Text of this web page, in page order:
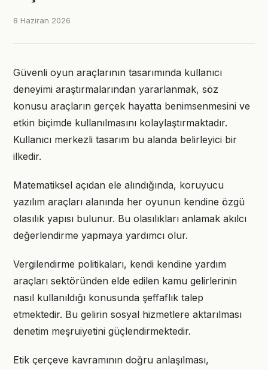
8 Haziran 2026
Güvenli oyun araçlarının tasarımında kullanıcı
deneyimi araştırmalarından yararlanmak, söz
konusu araçların gerçek hayatta benimsenmesini ve
etkin biçimde kullanılmasını kolaylaştırmaktadır.
Kullanıcı merkezli tasarım bu alanda belirleyici bir
ilkedir.
Matematiksel açıdan ele alındığında, koruyucu
yazılım araçları alanında her oyunun kendine özgü
olasılık yapısı bulunur. Bu olasılıkları anlamak akılcı
değerlendirme yapmaya yardımcı olur.
Vergilendirme politikaları, kendi kendine yardım
araçları sektöründen elde edilen kamu gelirlerinin
nasıl kullanıldığı konusunda şeffaflık talep
etmektedir. Bu gelirin sosyal hizmetlere aktarılması
denetim meşruiyetini güçlendirmektedir.
Etik çerçeve kavramının doğru anlaşılması,